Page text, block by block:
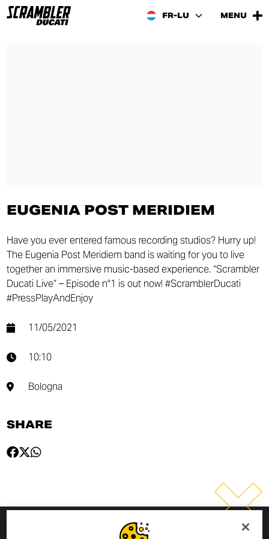
FR-LU MENU
EUGENIA POST MERIDIEM
Have you ever entered famous recording studios? Hurry up!
The Eugenia Post Meridiem band is waiting for you to live
together an immersive music-based experience. “Scrambler
Ducati Live” – Episode n°1 is out now! #ScramblerDucati
#PressPlayAndEnjoy
11/05/2021
10:10
Bologna
SHARE